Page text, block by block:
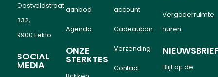
Oostveldstraat
332,
9900 Eeklo
SOCIAL
MEDIA
aanbod
Agenda
ONZE
STERKTES
account
Cadeaubon
Verzending
Contact
Vergaderruimte
huren
Blijf op de